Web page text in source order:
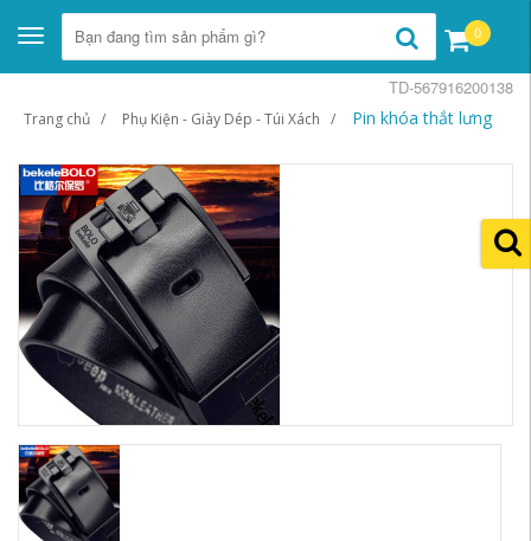
Toggle
navigation
0
Trang chủ Phụ Kiện - Giày Dép - Túi Xách Pin khóa thắt lưng
TD-567916200138